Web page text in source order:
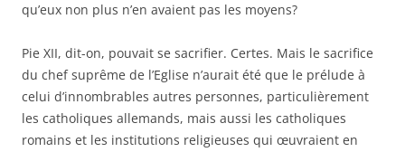
qu’eux non plus n’en avaient pas les moyens?
Pie XII, dit-on, pouvait se sacrifier. Certes. Mais le sacrifice
du chef suprême de l’Eglise n’aurait été que le prélude à
celui d’innombrables autres personnes, particulièrement
les catholiques allemands, mais aussi les catholiques
romains et les institutions religieuses qui œuvraient en